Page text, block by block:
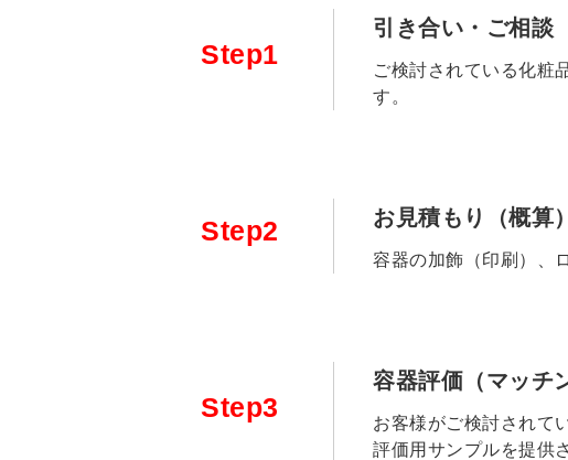
Step1
引き合い・ご相談
ご検討されている化粧
す。
Step2 お見積もり（概算）
容器の加飾（印刷）、
Step3
容器評価（マッチ
お客様がご検討されて
評価用サンプルを提供